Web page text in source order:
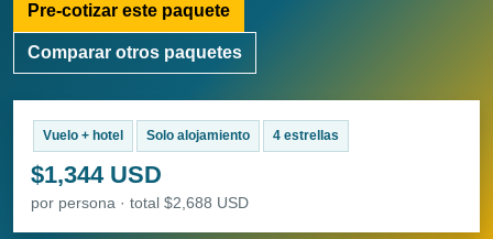
Pre-cotizar este paquete
Comparar otros paquetes
Vuelo + hotel Solo alojamiento 4 estrellas
$1,344 USD
por persona · total $2,688 USD